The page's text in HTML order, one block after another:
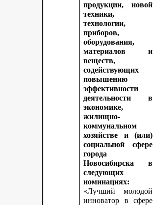
продукции, новой
техники,
технологии,
приборов,
оборудования,
материалов и
веществ,
содействующих
повышению
эффективности
деятельности в
экономике,
жилищно-
коммунальном
хозяйстве и (или)
социальной сфере
города
Новосибирска в
следующих
номинациях:
«Лучший молодой
инноватор в сфере